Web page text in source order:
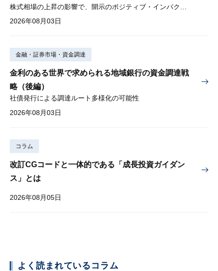
2026年08月03日
金融・証券市場・資金調達
金利のある世界で求められる地域銀行の資金調達戦
略（後編）
社債発行による調達ルート多様化の可能性
2026年08月03日
コラム
改訂CGコードと一体的である「成長投資ガイダン
ス」とは
2026年08月05日
よく読まれているコラム